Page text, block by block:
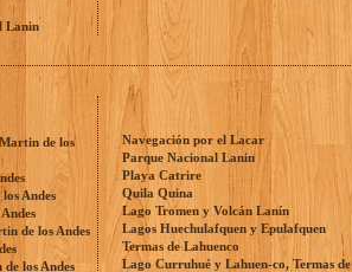
Lanin
de los
Andes
de los Andes
los Andes
Navegación por el Lacar
Parque Nacional Lanin
Playa Catrire
Quila Quina
Lago Tromen y Volcán Lanín
Lagos Huechulafquen y Epulafquen
Termas de Lahuenco
Lago Curruhué y Lahuen-co, Termas de